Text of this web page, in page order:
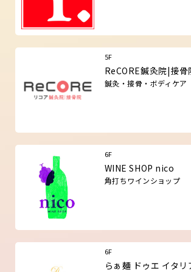
5F
ReCORE鍼灸院|接骨
鍼灸・接骨・ボディケア
6F
WINE SHOP nico
角打ちワインショップ
6F
らぁ麺 ドゥエ イタリ